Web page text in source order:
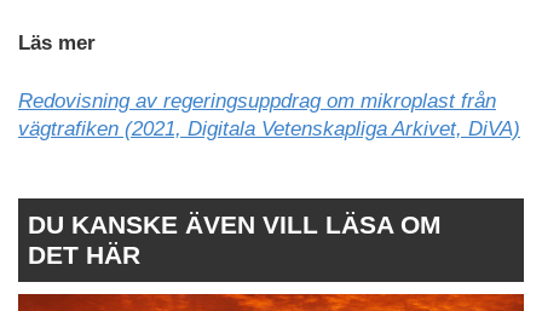
Läs mer
Redovisning av regeringsuppdrag om mikroplast från
vägtrafiken (2021, Digitala Vetenskapliga Arkivet, DiVA)
DU KANSKE ÄVEN VILL LÄSA OM
DET HÄR